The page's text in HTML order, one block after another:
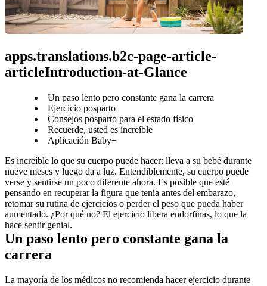
apps.translations.b2c-page-article-
articleIntroduction-at-Glance
Un paso lento pero constante gana la carrera
Ejercicio posparto
Consejos posparto para el estado físico
Recuerde, usted es increíble
Aplicación Baby+
Es increíble lo que su cuerpo puede hacer: lleva a su bebé durante
nueve meses y luego da a luz. Entendiblemente, su cuerpo puede
verse y sentirse un poco diferente ahora. Es posible que esté
pensando en recuperar la figura que tenía antes del embarazo,
retomar su rutina de ejercicios o perder el peso que pueda haber
aumentado. ¿Por qué no? El ejercicio libera endorfinas, lo que la
hace sentir genial.
Un paso lento pero constante gana la
carrera
La mayoría de los médicos no recomienda hacer ejercicio durante